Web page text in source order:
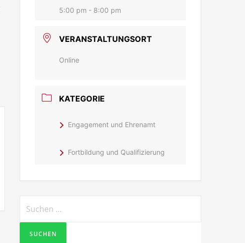
5:00 pm - 8:00 pm
VERANSTALTUNGSORT
Online
KATEGORIE
Engagement und Ehrenamt
Fortbildung und Qualifizierung